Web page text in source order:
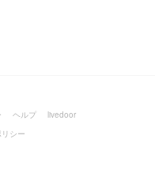
ヘルプ
livedoor
シー